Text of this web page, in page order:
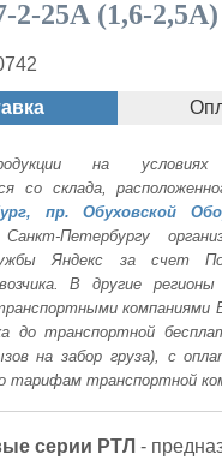
2-25А (1,6-
на условиях
со склада,
пр. Обуховской
Петербургу
Яндекс за счет
В другие
компаниями
до транспортной
на забор груза), с
тарифам транспортной
серии РТЛ -